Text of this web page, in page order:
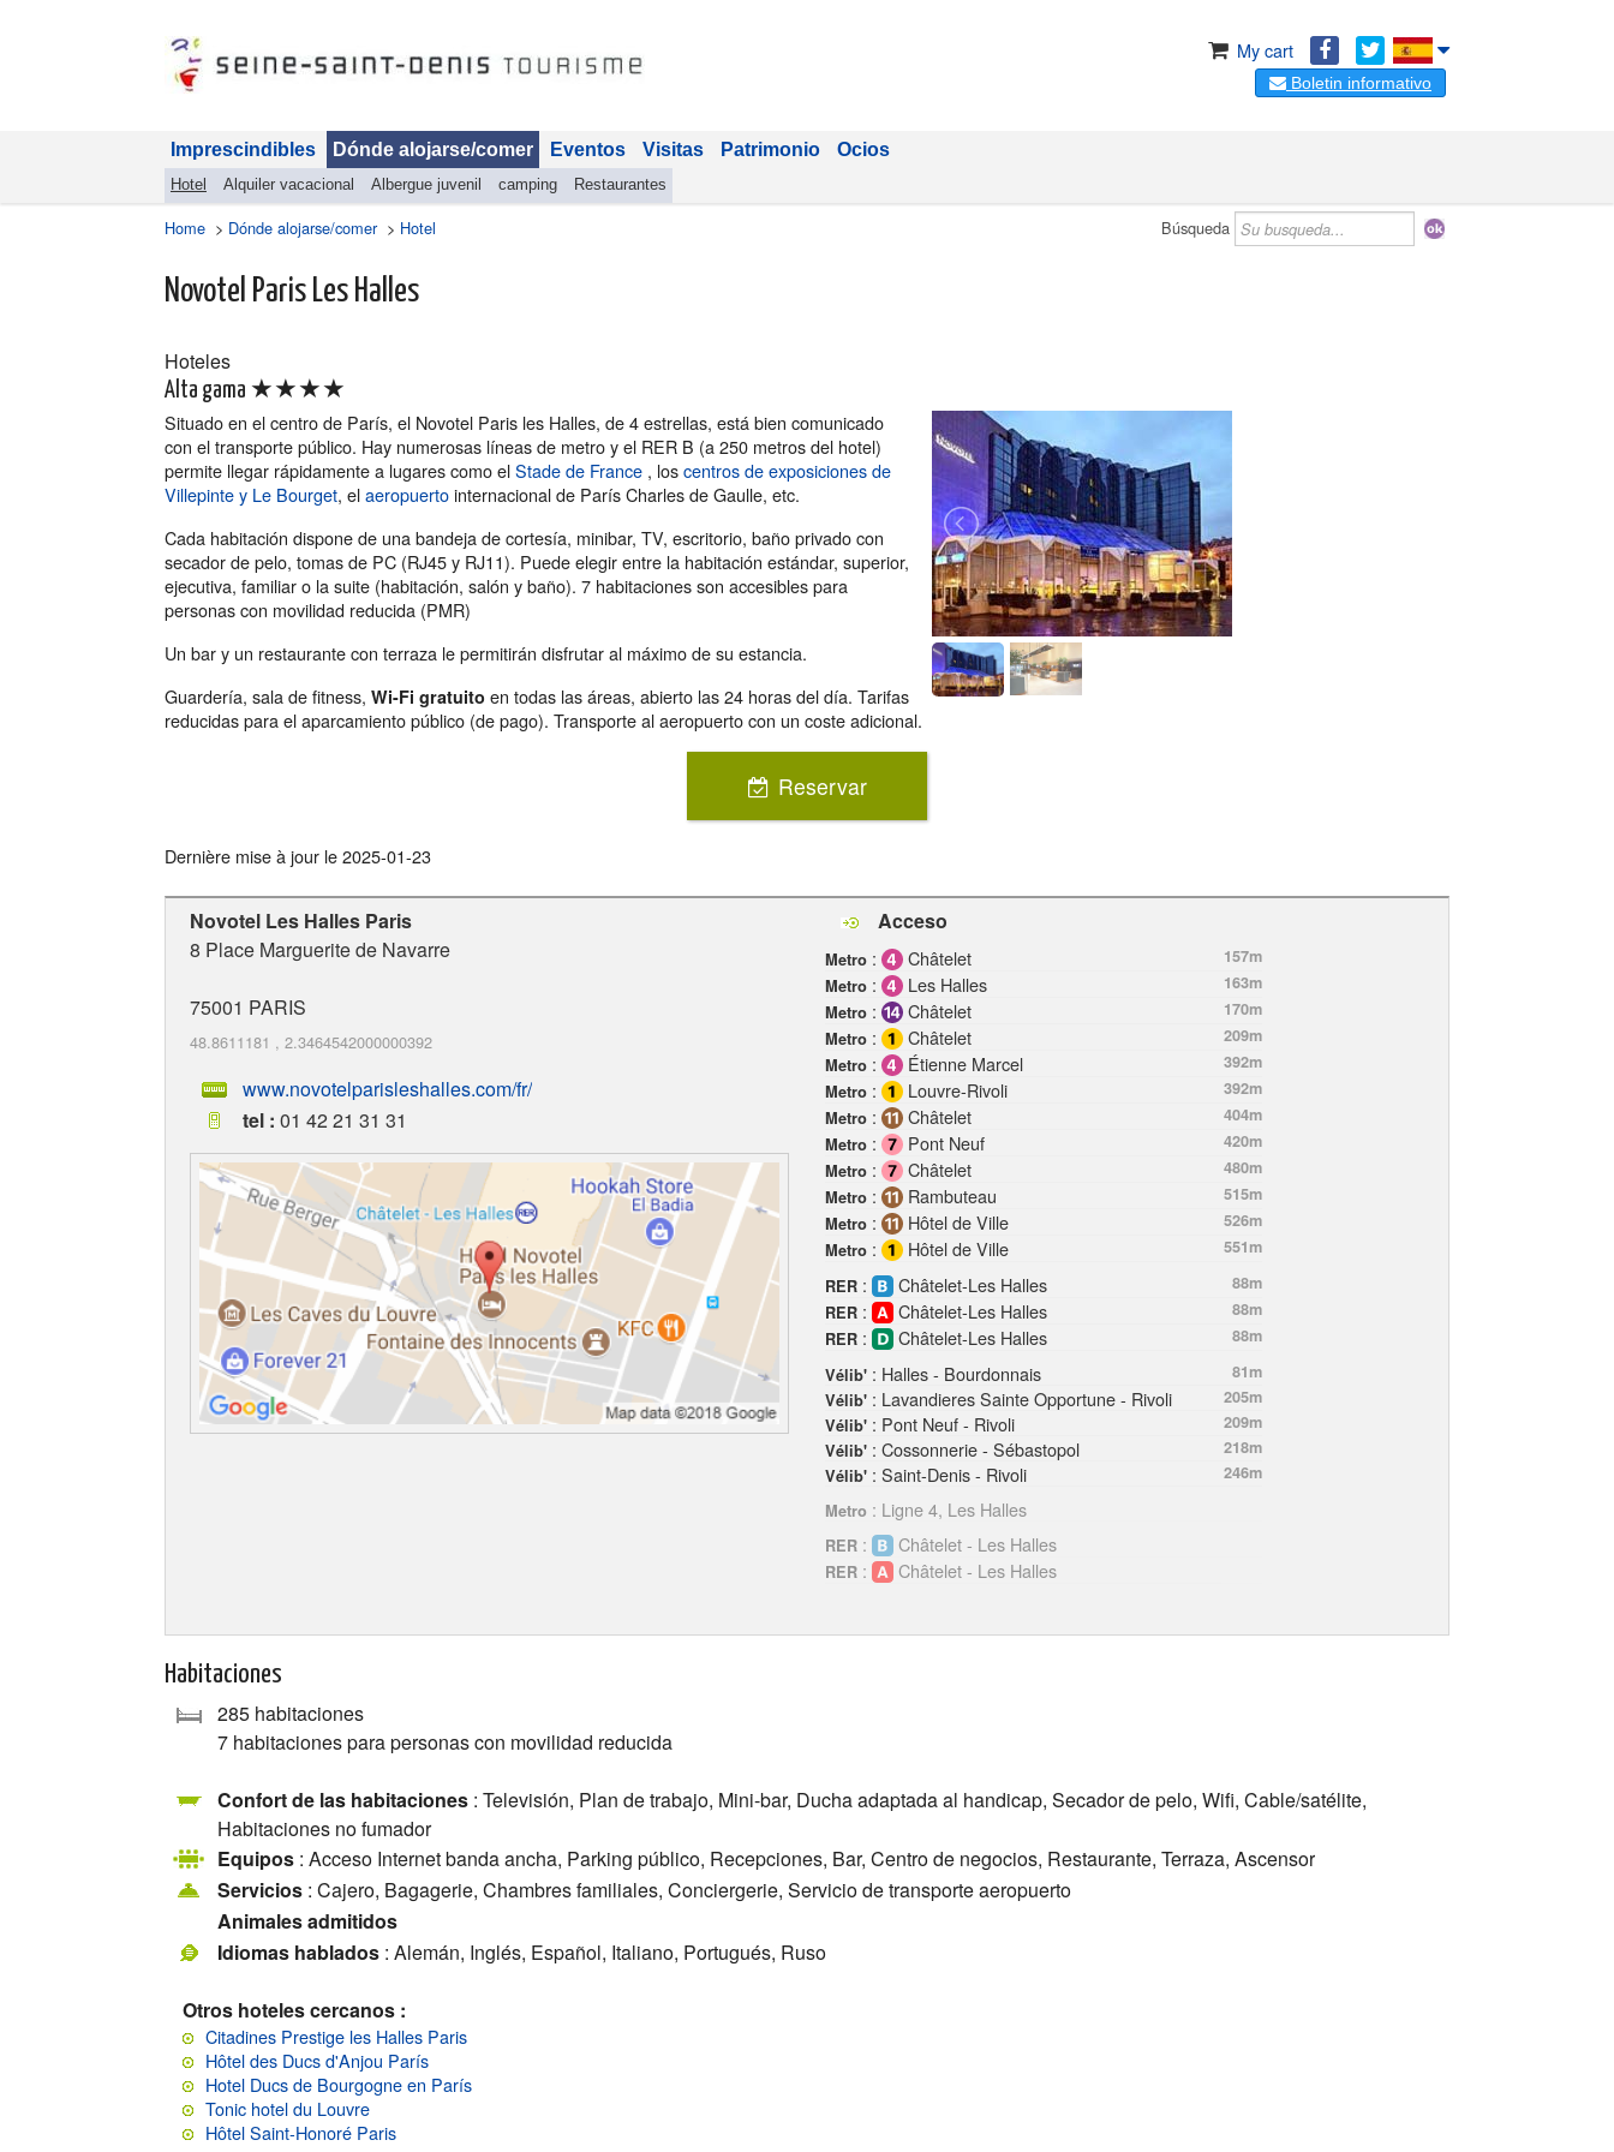
My cart
Boletin informativo
Imprescindibles Dónde alojarse/comer
Hotel Alquiler vacacional Albergue juvenil camping Restaurantes
Eventos Visitas Patrimonio Ocios
Home > Dónde alojarse/comer> Hotel Búsqueda
Novotel Paris Les Halles
Hoteles
Alta gama ★★★★
Situado en el centro de París, el Novotel Paris les Halles, de 4 estrellas, está bien comunicado
con el transporte público. Hay numerosas líneas de metro y el RER B (a 250 metros del hotel)
permite llegar rápidamente a lugares como elStade de France , loscentros de exposiciones de
Villepinte y Le Bourget, elaeropuertointernacional de París Charles de Gaulle, etc.
Cada habitación dispone de una bandeja de cortesía, minibar, TV, escritorio, baño privado con
secador de pelo, tomas de PC (RJ45 y RJ11). Puede elegir entre la habitación estándar, superior,
ejecutiva, familiar o la suite (habitación, salón y baño). 7 habitaciones son accesibles para
personas con movilidad reducida (PMR)
Un bar y un restaurante con terraza le permitirán disfrutar al máximo de su estancia.
Guardería, sala de fitness, Wi-Fi gratuito en todas las áreas, abierto las 24 horas del día. Tarifas
reducidas para el aparcamiento público (de pago). Transporte al aeropuerto con un coste adicional.
Reservar
Dernière mise à jour le2025-01-23
Novotel Les Halles Paris
8 Place Marguerite de Navarre
75001 PARIS
48.8611181 , 2.3464542000000392
www.novotelparisleshalles.com/fr/
tel : 01 42 21 31 31
Acceso
Metro : Châtelet
157m
Metro : Les Halles
163m
Metro : Châtelet
170m
Metro : Châtelet
209m
Metro : Étienne Marcel
392m
Metro : Louvre-Rivoli
392m
Metro : Châtelet
404m
Metro : Pont Neuf
420m
Metro : Châtelet
480m
Metro : Rambuteau
515m
Metro : Hôtel de Ville
526m
Metro : Hôtel de Ville
551m
RER : Châtelet-Les Halles
88m
RER : Châtelet-Les Halles
88m
RER : Châtelet-Les Halles
88m
Vélib' : Halles - Bourdonnais
81m
Vélib' : Lavandieres Sainte Opportune - Rivoli
205m
Vélib' : Pont Neuf - Rivoli
209m
Vélib' : Cossonnerie - Sébastopol
218m
Vélib' : Saint-Denis - Rivoli
246m
Metro : Ligne 4, Les Halles
RER : Châtelet - Les Halles
RER : Châtelet - Les Halles
Habitaciones
285 habitaciones
7 habitaciones para personas con movilidad reducida
Confort de las habitaciones : Televisión, Plan de trabajo, Mini-bar, Ducha adaptada al handicap, Secador de pelo, Wifi, Cable/satélite,
Habitaciones no fumador
Equipos : Acceso Internet banda ancha, Parking público, Recepciones, Bar, Centro de negocios, Restaurante, Terraza, Ascensor
Servicios : Cajero, Bagagerie, Chambres familiales, Conciergerie, Servicio de transporte aeropuerto
Animales admitidos
Idiomas hablados : Alemán, Inglés, Español, Italiano, Portugués, Ruso
Otros hoteles cercanos :
Citadines Prestige les Halles Paris
Hôtel des Ducs d'Anjou París
Hotel Ducs de Bourgogne en París
Tonic hotel du Louvre
Hôtel Saint-Honoré Paris